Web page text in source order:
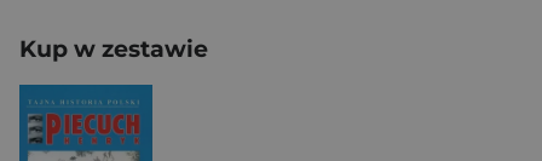
Kup w zestawie